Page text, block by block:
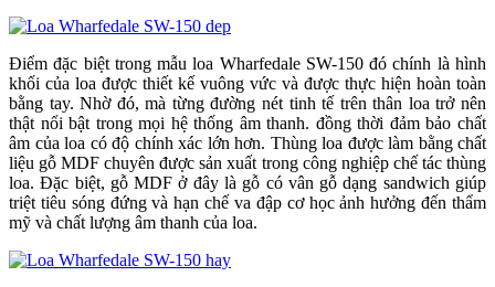
Điểm đặc biệt trong mẫu loa Wharfedale SW-150 đó chính là hình
khối của loa được thiết kế vuông vức và được thực hiện hoàn toàn
bằng tay. Nhờ đó, mà từng đường nét tinh tế trên thân loa trở nên
thật nổi bật trong mọi hệ thống âm thanh. đồng thời đảm bảo chất
âm của loa có độ chính xác lớn hơn. Thùng loa được làm bằng chất
liệu gỗ MDF chuyên được sản xuất trong công nghiệp chế tác thùng
loa. Đặc biệt, gỗ MDF ở đây là gỗ có vân gỗ dạng sandwich giúp
triệt tiêu sóng đứng và hạn chế va đập cơ học ảnh hưởng đến thẩm
mỹ và chất lượng âm thanh của loa.